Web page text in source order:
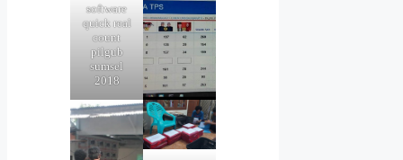
software
quick real
count
pilgub
sumsel
2018